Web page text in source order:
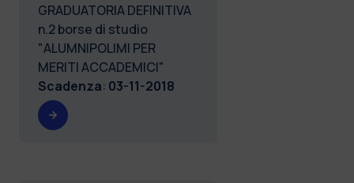
GRADUATORIA DEFINITIVA
n.2 borse di studio
"ALUMNIPOLIMI PER
MERITI ACCADEMICI"
Scadenza: 03-11-2018